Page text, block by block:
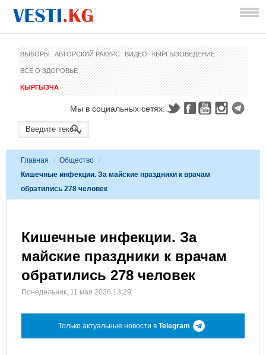
ВЫБОРЫ АВТОРСКИЙ РАКУРС ВИДЕО КЫРГЫЗОВЕДЕНИЕ
ВСЕ О ЗДОРОВЬЕ
КЫРГЫЗЧА
Мы в социальных сетях:
Главная / Общество /
Кишечные инфекции. За майские праздники к врачам
обратились 278 человек
Кишечные инфекции. За
майские праздники к врачам
обратились 278 человек
Понедельник, 11 мая 2026 13:29
Только актуальные новости в Telegram